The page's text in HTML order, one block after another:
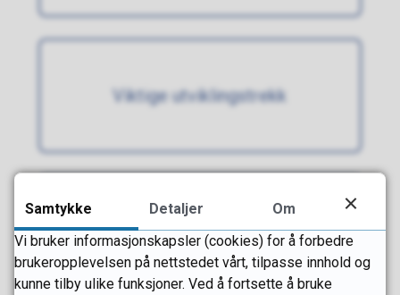
Viktige utviklingstrekk
Borgerundersøkelse
(PDF, 3 MB)
Samtykke Detaljer
Om
Vi bruker informasjonskapsler (cookies) for å forbedre
brukeropplevelsen på nettstedet vårt, tilpasse innhold og
kunne tilby ulike funksjoner. Ved å fortsette å bruke